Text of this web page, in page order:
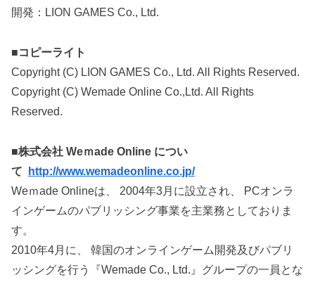
開発：LION GAMES Co., Ltd.
■コピーライト
Copyright (C) LION GAMES Co., Ltd. All Rights Reserved.
Copyright (C) Wemade Online Co.,Ltd. All Rights
Reserved.
■株式会社 Weｍade Online につい
て
http://www.wemadeonline.co.jp/
Weｍade Onlineは、 2004年3月に設立され、 PCオンラ
インゲームのパブリッシング事業を主業務としておりま
す。
2010年4月に、 韓国のオンラインゲーム開発及びパブリ
ッシングを行う『Wemade Co., Ltd.』グループの一員とな